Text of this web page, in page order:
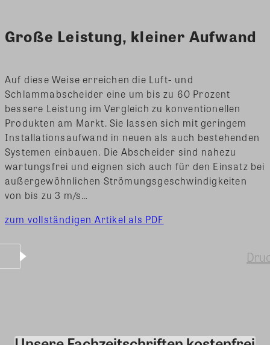
Große Leistung, kleiner Aufwand
Auf diese Weise erreichen die Luft- und
Schlammabscheider eine um bis zu 60 Prozent
bessere Leistung im Vergleich zu konventionellen
Produkten am Markt. Sie lassen sich mit geringem
Installationsaufwand in neuen als auch bestehenden
Systemen einbauen. Die Abscheider sind nahezu
wartungsfrei und eignen sich auch für den Einsatz bei
außergewöhnlichen Strömungsgeschwindigkeiten
von bis zu 3 m/s…
zum vollständigen Artikel als PDF